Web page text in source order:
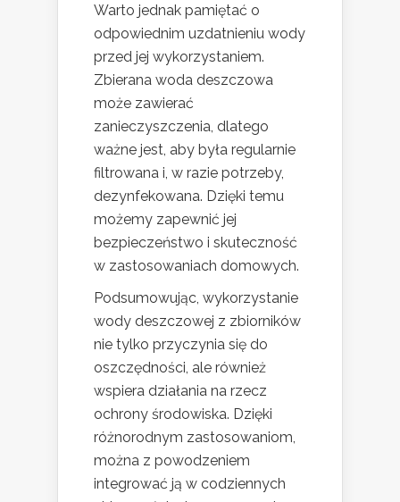
Warto jednak pamiętać o
odpowiednim uzdatnieniu wody
przed jej wykorzystaniem.
Zbierana woda deszczowa
może zawierać
zanieczyszczenia, dlatego
ważne jest, aby była regularnie
filtrowana i, w razie potrzeby,
dezynfekowana. Dzięki temu
możemy zapewnić jej
bezpieczeństwo i skuteczność
w zastosowaniach domowych.
Podsumowując, wykorzystanie
wody deszczowej z zbiorników
nie tylko przyczynia się do
oszczędności, ale również
wspiera działania na rzecz
ochrony środowiska. Dzięki
różnorodnym zastosowaniom,
można z powodzeniem
integrować ją w codziennych